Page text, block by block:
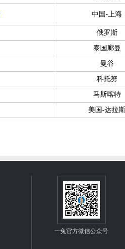
中国-上海
俄罗斯
泰国廊曼
曼谷
科托努
马斯喀特
美国-达拉斯
一兔官方微信公众号